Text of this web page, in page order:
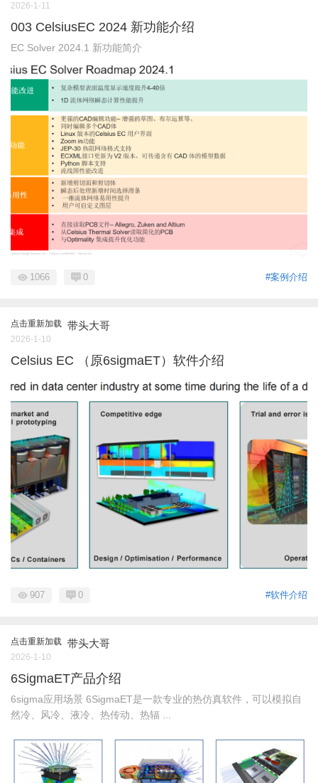
2026-1-11
003 CelsiusEC 2024 新功能介绍
EC Solver 2024.1 新功能简介
#案例介绍
1066 0
点击重新加载 带头大哥
2026-1-10
Celsius EC （原6sigmaET）软件介绍
#软件介绍
907 0
点击重新加载 带头大哥
2026-1-10
6SigmaET产品介绍
6sigma应用场景 6SigmaET是一款专业的热仿真软件，可以模拟自
然冷、风冷、液冷、热传动、热辐 ...